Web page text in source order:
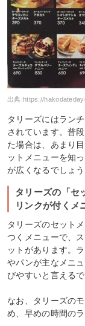
出典:https://
タリーズにはラン
されています。普
た場合は、あまり
ットメニューを知
が広くなるでしょう
タリーズの「セ
リンクが付くメ
タリーズのセット
つくメニューで、
ットがあります。
やパンが主なメニ
びやすいと言えるで
なお、タリーズの
め、早めの時間の